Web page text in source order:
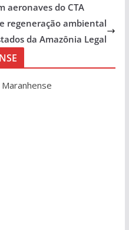
aeronaves do CTA
regeneração ambiental
da Amazônia Legal